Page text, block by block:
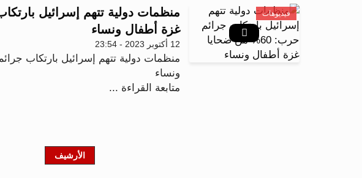
فيديوهات
غزة أطفال ونساء
12 أكتوبر 2023 - 23:54
ونساء
متابعة القراءة ...
الأرشيف